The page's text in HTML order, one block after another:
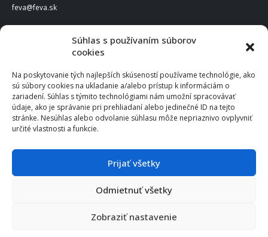
Súhlas s používaním súborov
cookies
Na poskytovanie tých najlepších skúseností používame technológie, ako
sú súbory cookies na ukladanie a/alebo prístup k informáciám o
zariadení. Súhlas s týmito technológiami nám umožní spracovávať
údaje, ako je správanie pri prehliadaní alebo jedinečné ID na tejto
stránke. Nesúhlas alebo odvolanie súhlasu môže nepriaznivo ovplyvniť
určité vlastnosti a funkcie.
Prijať všetky
Odmietnuť všetky
Zobraziť nastavenie
feva@feva.sk
FEVA Slovakia SK s.r.o.
831 04 Bratislava
IČO: 50922688
DIČ: 2120539388
IČ DPH: SK2120539388
Po – Pia: 8:00 – 16:30